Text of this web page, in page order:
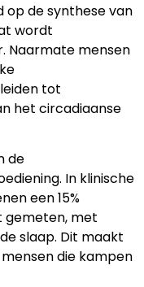
op de synthese van
wordt
Naarmate mensen
tot
het circadiaanse
de
In klinische
een 15%
gemeten, met
slaap. Dit maakt
die kampen